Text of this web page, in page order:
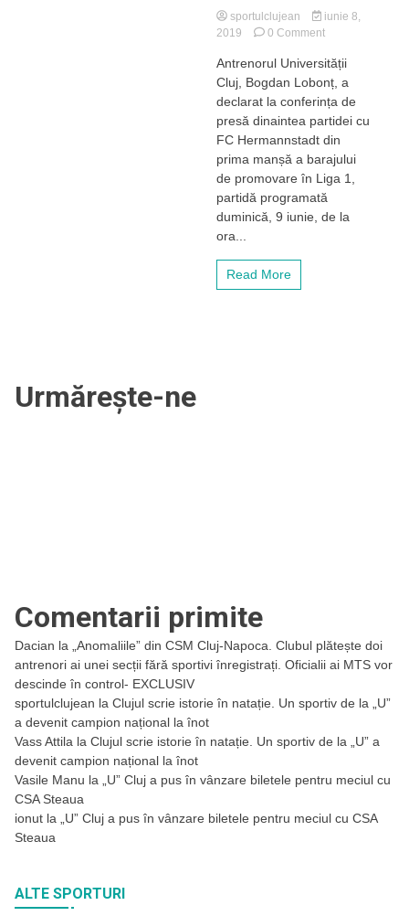
sportulclujean
iunie 8,
2019
0 Commenton
înaintea
meciului
sezonului
pentru
„Nu
ne
temem
de
nimic,
Antrenorul Universității
Cluj, Bogdan Lobonț, a
declarat la conferința de
presă dinaintea partidei cu
FC Hermannstadt din
prima manșă a barajului
de promovare în Liga 1,
partidă programată
duminică, 9 iunie, de la
ora...
Read More
Urmărește-ne
Comentarii primite
Dacian la
„Anomaliile” din CSM Cluj-Napoca. Clubul plătește doi
antrenori ai unei secții fără sportivi înregistrați. Oficialii ai MTS vor
descinde în control- EXCLUSIV
sportulclujean la Clujul scrie istorie în natație. Un sportiv de la „U”
a devenit campion național la înot
Vass Attila la Clujul scrie istorie în natație. Un sportiv de la „U” a
devenit campion național la înot
Vasile Manu la
„U” Cluj a pus în vânzare biletele pentru meciul cu
CSA Steaua
ionut la
„U” Cluj a pus în vânzare biletele pentru meciul cu CSA
Steaua
ALTE SPORTURI